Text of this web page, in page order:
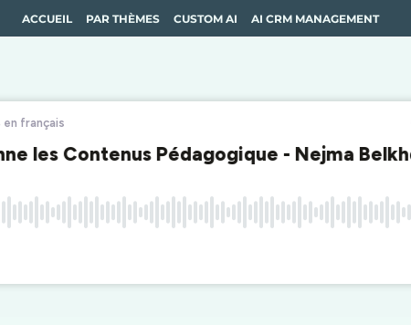
ACCUEIL PAR THÈMES CUSTOM AI AI CRM MANAGEMENT